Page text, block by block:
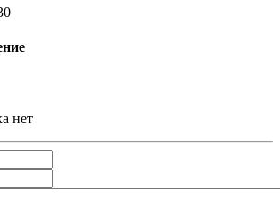
нет